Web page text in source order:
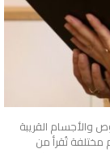
والأجسام القريبة
تُقرأ من